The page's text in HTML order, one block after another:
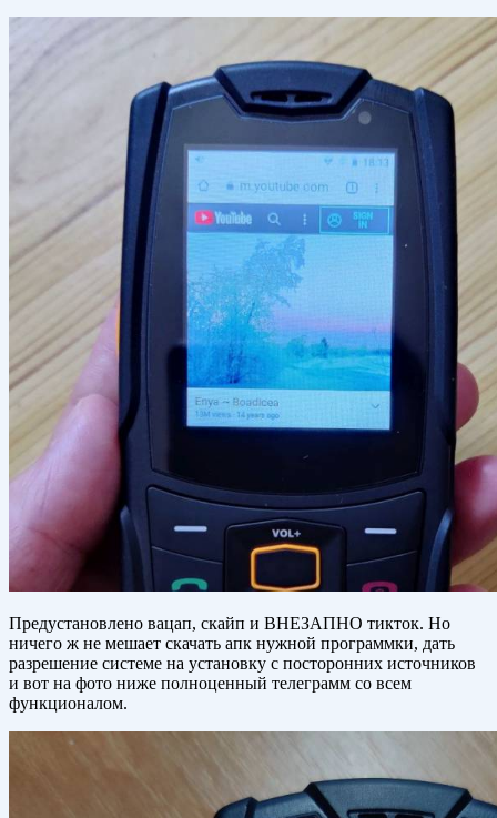
Предустановлено вацап, скайп и ВНЕЗАПНО тикток. Но
ничего ж не мешает скачать апк нужной программки, дать
разрешение системе на установку с посторонних источников
и вот на фото ниже полноценный телеграмм со всем
функционалом.